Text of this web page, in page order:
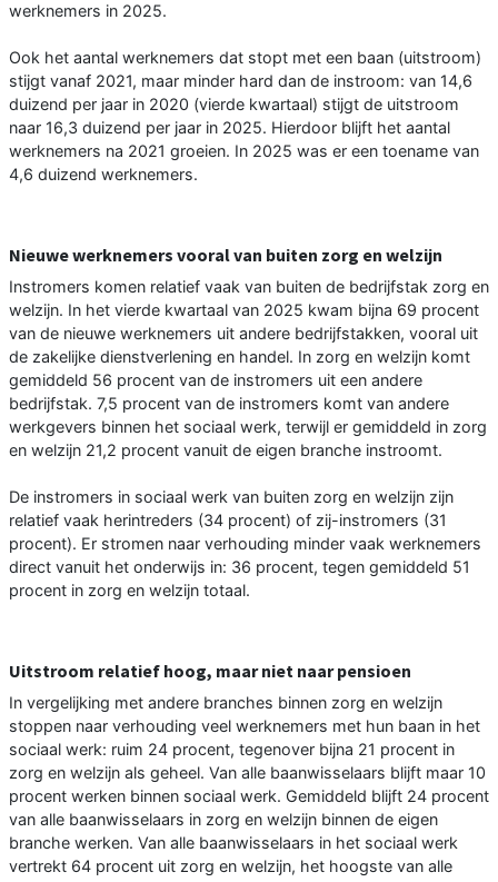
werknemers in 2025.
Ook het aantal werknemers dat stopt met een baan (uitstroom)
stijgt vanaf 2021, maar minder hard dan de instroom: van 14,6
duizend per jaar in 2020 (vierde kwartaal) stijgt de uitstroom
naar 16,3 duizend per jaar in 2025. Hierdoor blijft het aantal
werknemers na 2021 groeien. In 2025 was er een toename van
4,6 duizend werknemers.
Nieuwe werknemers vooral van buiten zorg en welzijn
Instromers komen relatief vaak van buiten de bedrijfstak zorg en
welzijn. In het vierde kwartaal van 2025 kwam bijna 69 procent
van de nieuwe werknemers uit andere bedrijfstakken, vooral uit
de zakelijke dienstverlening en handel. In zorg en welzijn komt
gemiddeld 56 procent van de instromers uit een andere
bedrijfstak. 7,5 procent van de instromers komt van andere
werkgevers binnen het sociaal werk, terwijl er gemiddeld in zorg
en welzijn 21,2 procent vanuit de eigen branche instroomt.
De instromers in sociaal werk van buiten zorg en welzijn zijn
relatief vaak herintreders (34 procent) of zij-instromers (31
procent). Er stromen naar verhouding minder vaak werknemers
direct vanuit het onderwijs in: 36 procent, tegen gemiddeld 51
procent in zorg en welzijn totaal.
Uitstroom relatief hoog, maar niet naar pensioen
In vergelijking met andere branches binnen zorg en welzijn
stoppen naar verhouding veel werknemers met hun baan in het
sociaal werk: ruim 24 procent, tegenover bijna 21 procent in
zorg en welzijn als geheel. Van alle baanwisselaars blijft maar 10
procent werken binnen sociaal werk. Gemiddeld blijft 24 procent
van alle baanwisselaars in zorg en welzijn binnen de eigen
branche werken. Van alle baanwisselaars in het sociaal werk
vertrekt 64 procent uit zorg en welzijn, het hoogste van alle